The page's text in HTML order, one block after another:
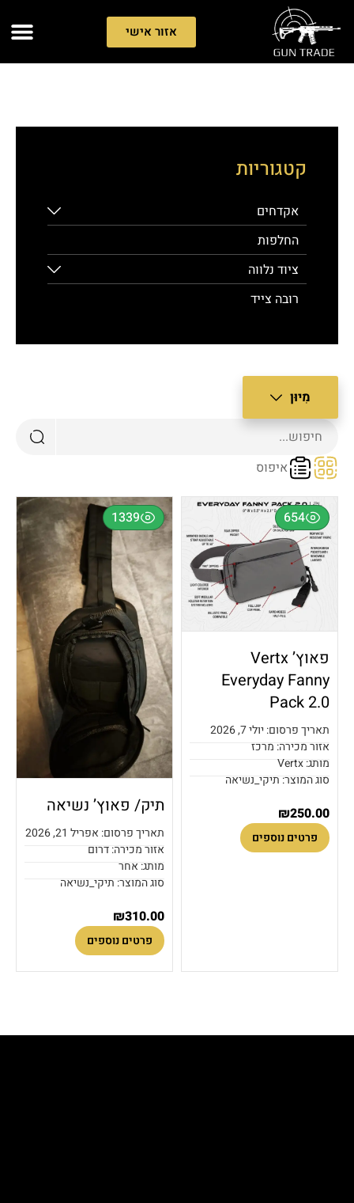
אזור אישי
קטגוריות
אקדחים
החלפות
ציוד נלווה
רובה צייד
איפוס
מִיוּן
רגיל
ביותר
ביותר
מנמוך לגבוה
מגבוה לנמוך
654
פאוץ’ Vertx
Everyday Fanny
Pack 2.0
תאריך פרסום: יולי 7, 2026
אזור מכירה: מרכז
מותג: Vertx
סוג המוצר: תיקי_נשיאה
₪250.00
פרטים נוספים
1339
תיק/ פאוץ’ נשיאה
תאריך פרסום: אפריל 21, 2026
אזור מכירה: דרום
מותג: אחר
סוג המוצר: תיקי_נשיאה
₪310.00
פרטים נוספים